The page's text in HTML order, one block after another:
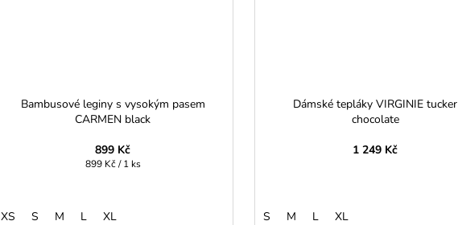
Bambusové leginy s vysokým pasem
CARMEN black
899 Kč
Měrná
899 Kč / 1 ks
XS S M L XL
Dámské tepláky VIRGINIE tucker
chocolate
1 249 Kč
S M L XL